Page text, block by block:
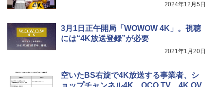
2024年12月5日
3月1日正午開局「WOWOW 4K」。視聴
には“4K放送登録”が必要
2021年1月20日
空いたBS右旋で4K放送する事業者、シ
ョップチャンネル4K、OCO TV、4K QV